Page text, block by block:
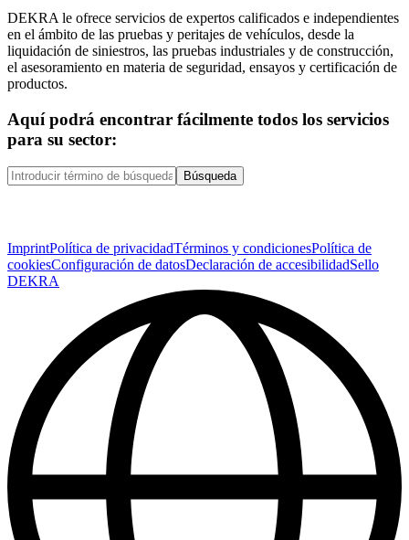
DEKRA le ofrece servicios de expertos calificados e independientes
en el ámbito de las pruebas y peritajes de vehículos, desde la
liquidación de siniestros, las pruebas industriales y de construcción,
el asesoramiento en materia de seguridad, ensayos y certificación de
productos.
Aquí podrá encontrar fácilmente todos los servicios
para su sector:
Búsqueda
ImprintPolítica de privacidadTérminos y condicionesPolítica de
cookiesConfiguración de datosDeclaración de accesibilidadSello
DEKRA